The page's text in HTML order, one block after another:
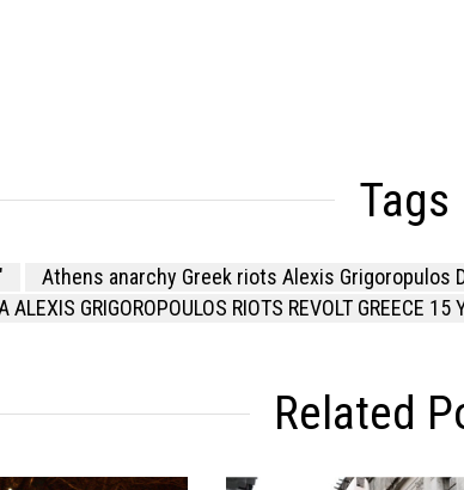
Tags
Athens anarchy Greek riots Alexis
ALEXIS GRIGOROPOULOS RIOTS REVOLT GREECE 15
Related